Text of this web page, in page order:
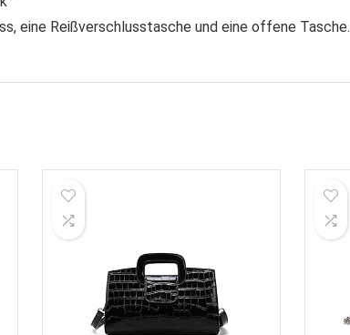
eine Reißverschlusstasche und eine offene Tasche.